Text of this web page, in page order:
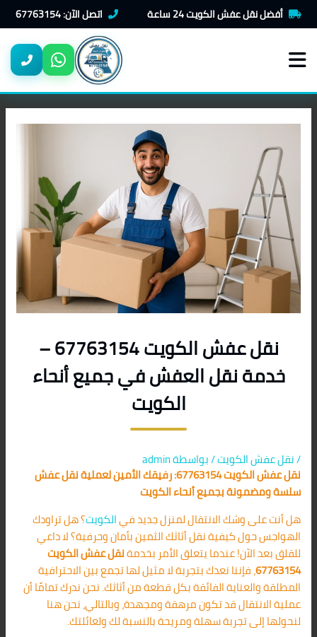
أفضل نقل عفش الكويت 24 ساعة اتصل الآن: 67763154
تخطي
إلى
نقل عفش الكويت 67763154 –
خدمة نقل العفش في جميع أنحاء
الكويت
/نقل عفش الكويت/ بواسطةadmin
نقل عفش الكويت 67763154: رفيقك الأمين لعملية نقل عفش
سلسة ومضمونة بجميع أنحاء الكويت
هل أنت على وشك الانتقال لمنزل جديد فيالكويت؟ هل تراودك
الهواجس حول كيفية نقل أثاثك الثمين بأمان وحرفية؟ لا داعي
للقلق بعد الآن! عندما يتعلق الأمر بخدمةنقل عفش الكويت
67763154، فإننا نعدك بتجربة لا مثيل لها تجمع بين الاحترافية
المطلقة والعناية الفائقة بكل قطعة من أثاثك. نحن ندرك تمامًا أن
عملية الانتقال قد تكون مرهقة ومجهدة، وبالتالي، نحن هنا
لنحولها إلى تجربة سهلة ومريحة بالنسبة لك ولعائلتك.
Post